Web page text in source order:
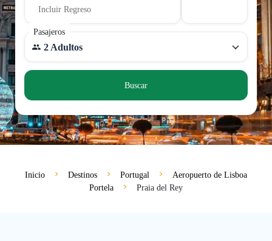
Incluir Regreso
Pasajeros
2 Adultos
Buscar
Inicio Destinos Portugal
Aeropuerto de Lisboa
Portela
Praia del Rey